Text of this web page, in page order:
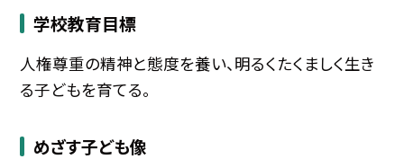
学校教育目標
人権尊重の精神と態度を養い、明るくたくましく生き
る子どもを育てる。
めざす子ども像